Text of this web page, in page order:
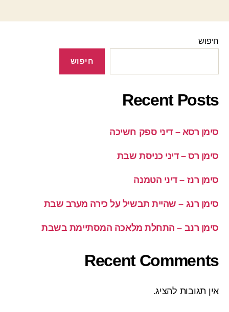
חיפוש
חיפוש
Recent Posts
סימן רסא – דיני ספק חשיכה
סימן רס – דיני כניסת שבת
סימן רנז – דיני הטמנה
סימן רנג – שהיית תבשיל על כירה מערב שבת
סימן רנב – התחלת מלאכה המסתיימת בשבת
Recent Comments
אין תגובות להציג.